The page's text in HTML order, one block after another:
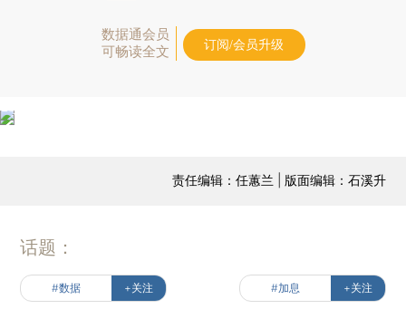
数据通会员
可畅读全文
订阅/会员升级
责任编辑：任蕙兰 | 版面编辑：石溪升
话题：
#数据 +关注 #加息 +关注